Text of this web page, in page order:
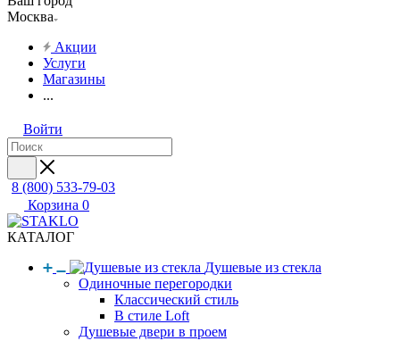
Москва
Акции
Услуги
Магазины
...
Войти
8 (800) 533-79-03
Корзина 0
КАТАЛОГ
Душевые из стекла
Одиночные перегородки
Классический стиль
В стиле Loft
Душевые двери в проем